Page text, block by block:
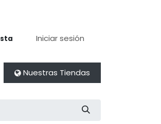
Iniciar sesión
Nuestras Tiendas